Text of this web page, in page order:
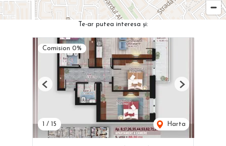
Te-ar putea interesa și:
Comision 0%
/ 15 Harta
Previous Next